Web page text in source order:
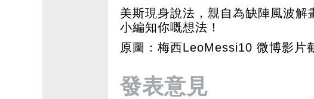
美斯現身說法，親自為缺陣風波
小編知你嘅想法！
原圖：梅西LeoMessi10 微博影片
發表意見